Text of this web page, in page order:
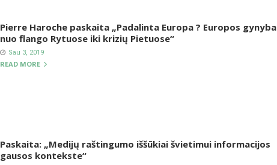
Pierre Haroche paskaita „Padalinta Europa ? Europos gynyba
nuo flango Rytuose iki krizių Pietuose“
Sau 3, 2019
READ MORE
Paskaita: „Medijų raštingumo iššūkiai švietimui informacijos
gausos kontekste“